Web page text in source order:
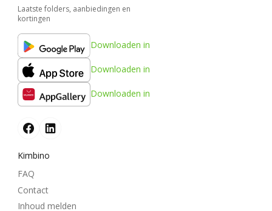
Laatste folders, aanbiedingen en
kortingen
Downloaden in
Downloaden in
Downloaden in
Kimbino
FAQ
Contact
Inhoud melden